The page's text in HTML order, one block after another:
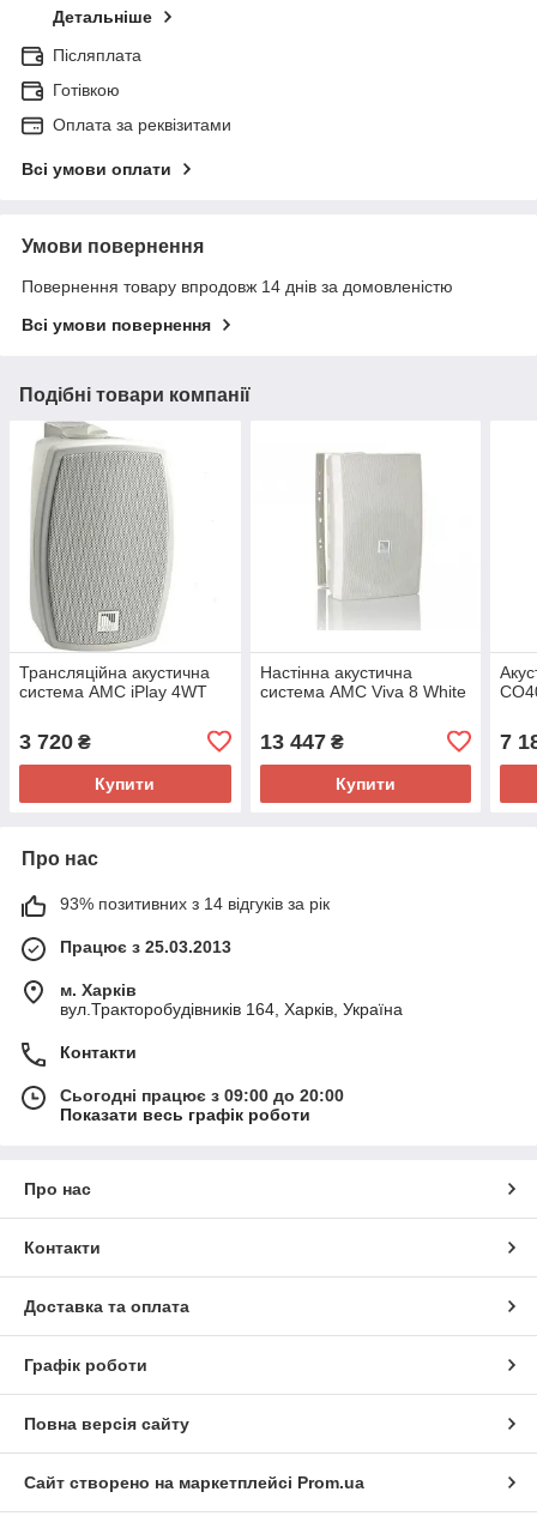
Детальніше
Післяплата
Готівкою
Оплата за реквізитами
Всі умови оплати
Умови повернення
Повернення товару впродовж 14 днів за домовленістю
Всі умови повернення
Подібні товари компанії
Трансляційна акустична
система AMC iPlay 4WT
3 720 ₴
Купити
Настінна акустична
система AMC Viva 8 White
13 447₴
Купити
7
Про нас
93% позитивних з 14 відгуків за рік
Працює з 25.03.2013
м. Харків
вул.Тракторобудівників 164, Харків, Україна
Контакти
Сьогодні працює з 09:00 до 20:00
Показати весь графік роботи
Про нас
Контакти
Доставка та оплата
Графік роботи
Повна версія сайту
Сайт створено на маркетплейсі Prom.ua